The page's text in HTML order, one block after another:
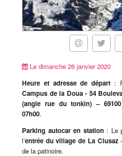
Le dimanche 26 janvier 2020
Heure et adresse de départ :
Campus de la Doua - 54
(angle rue du tonkin)–
07h00.
Parking autocar en station : Le
l’entrée du village de La Clusaz
de la patinoire.